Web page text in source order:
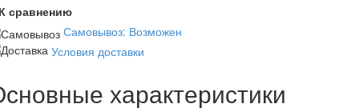
сравнению
Самовывоз: Возможен
Условия доставки
характеристики